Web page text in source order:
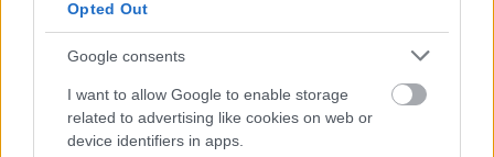
Opted Out
Google consents
I want to allow Google to enable storage
related to advertising like cookies on web or
device identifiers in apps.
Καιρός ανά ώρα σήμερα
Οι επόμενες ώρες